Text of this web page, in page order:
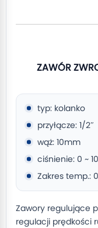
ZAWÓR
typ: kolanko
przyłącze: 1/2″
wąż: 10mm
ciśnienie: 0 ~
Zakres temp.:
Zawory regulujące
regulacji prędkości